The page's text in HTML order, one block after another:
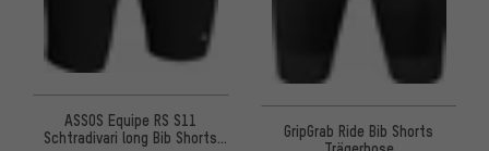
ASSOS Equipe RS S11
Schtradivari long Bib Shorts
GripGrab Ride Bib Shorts